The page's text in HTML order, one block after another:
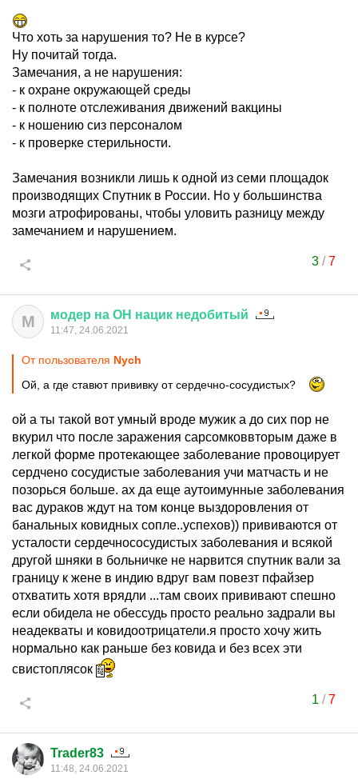
Что хоть за нарушения то? Не в курсе?
Ну почитай тогда.
Замечания, а не нарушения:
- к охране окружающей среды
- к полноте отслеживания движений вакцины
- к ношению сиз персоналом
- к проверке стерильности.
Замечания возникли лишь к одной из семи площадок
производящих Спутник в России. Но у большинства
мозги атрофированы, чтобы уловить разницу между
замечанием и нарушением.
3/7
М модер на ОН нацик недобитый
11:47, 24.06.2021
От пользователя Nych
Ой, а где ставют прививку от сердечно-сосудистых?
ой а ты такой вот умный вроде мужик а до сих пор не
вкурил что после заражения сарсомковвторым даже в
легкой форме протекающее заболевание провоцирует
сердчено сосудистые заболевания учи матчасть и не
позорься больше. ах да еще аутоимунные заболевания
вас дураков ждут на том конце выздоровления от
банальных ковидных сопле..успехов)) прививаются от
усталости сердечнососудистых заболевания и всякой
другой шняки в больничке не нарвится спутник вали за
границу к жене в индию вдруг вам повезт пфайзер
отхватить хотя врядли ...там своих прививают спешно
если обидела не обессудь просто реально задрали вы
неадекваты и ковидоотрицатели.я просто хочу жить
нормально как раньше без ковида и без всех эти
свистоплясок
1 /7
Trader83
11:48, 24.06.2021